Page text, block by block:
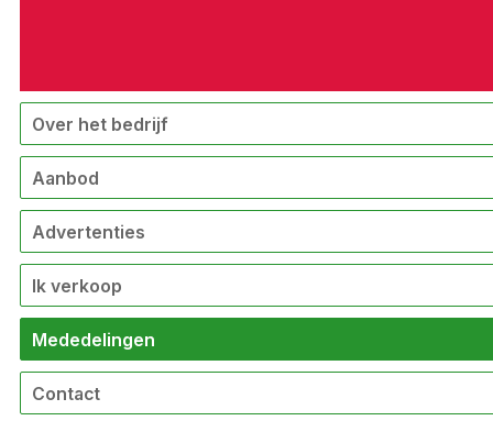
Over het bedrijf
Aanbod
Advertenties
Ik verkoop
Mededelingen
Contact